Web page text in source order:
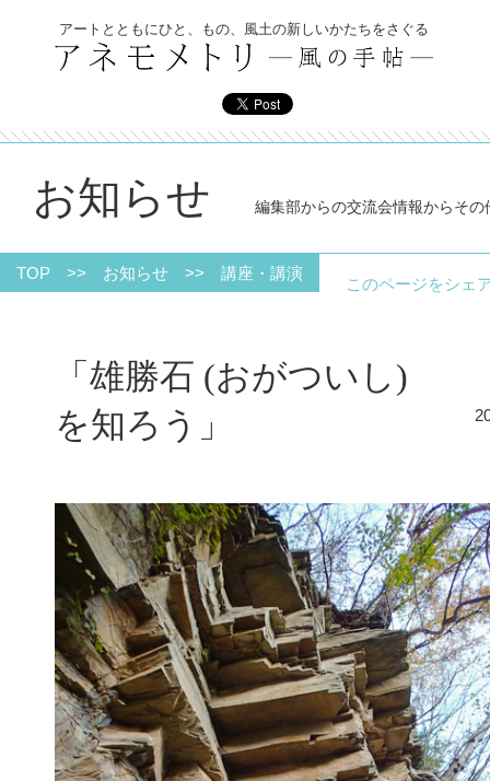
アートとともにひと、もの、風土の新しいかたちをさぐる
お知らせ 編集部からの交流会情報からその
TOP >> お知らせ >> 講座・講演
このページをシ
「雄勝石 (おがついし)
を知ろう」